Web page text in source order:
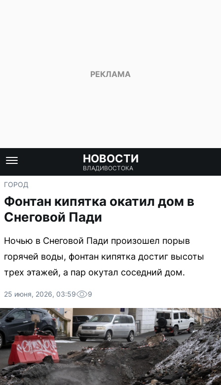
НОВОСТИ
ВЛАДИВОСТОКА
ГОРОД
Фонтан кипятка окатил дом в
Снеговой Пади
Ночью в Снеговой Пади произошел порыв
горячей воды, фонтан кипятка достиг высоты
трех этажей, а пар окутал соседний дом.
25 июня, 2026, 03:59 9